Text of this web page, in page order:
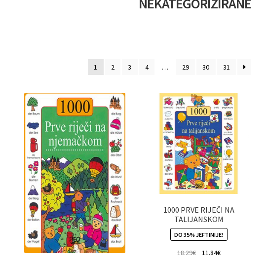
NEKATEGORIZIRANE
1 2 3 4 … 29 30 31
1000 PRVE RIJEČI NA
TALIJANSKOM
DO 35% JEFTINIJE!
18.29€ 11.84€